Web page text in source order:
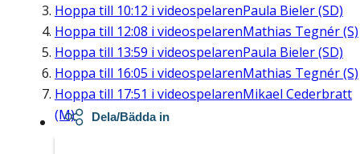
Hoppa till 10:12 i videospelarenPaula Bieler (SD)
Hoppa till 12:08 i videospelarenMathias Tegnér (S)
Hoppa till 13:59 i videospelarenPaula Bieler (SD)
Hoppa till 16:05 i videospelarenMathias Tegnér (S)
Hoppa till 17:51 i videospelarenMikael Cederbratt
(M)
Dela/Bädda in